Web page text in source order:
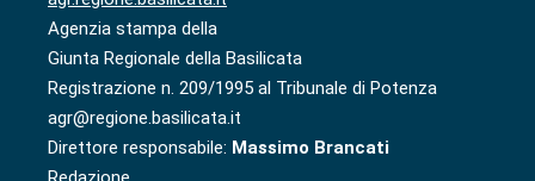
Agenzia stampa della
Giunta Regionale della Basilicata
Registrazione n. 209/1995 al Tribunale di Potenza
agr@regione.basilicata.it
Direttore responsabile: Massimo Brancati